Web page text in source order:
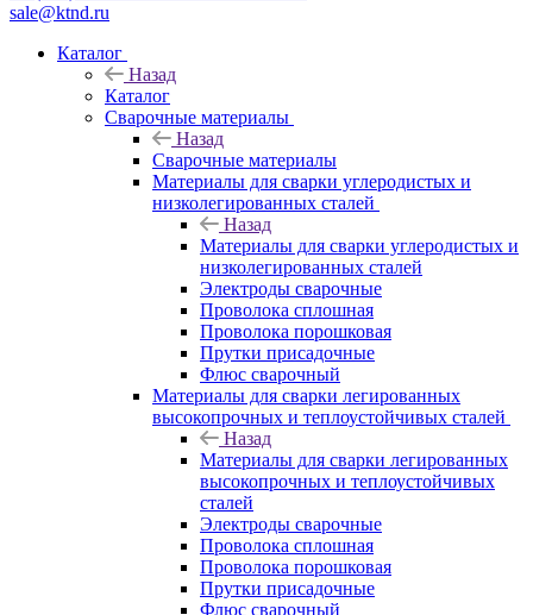
sale@ktnd.ru
Каталог
Назад
Каталог
Сварочные материалы
Назад
Сварочные материалы
Материалы для сварки углеродистых и
низколегированных сталей
Назад
Материалы для сварки углеродистых и
низколегированных сталей
Электроды сварочные
Проволока сплошная
Проволока порошковая
Прутки присадочные
Флюс сварочный
Материалы для сварки легированных
высокопрочных и теплоустойчивых сталей
Назад
Материалы для сварки легированных
высокопрочных и теплоустойчивых
сталей
Электроды сварочные
Проволока сплошная
Проволока порошковая
Прутки присадочные
Флюс сварочный